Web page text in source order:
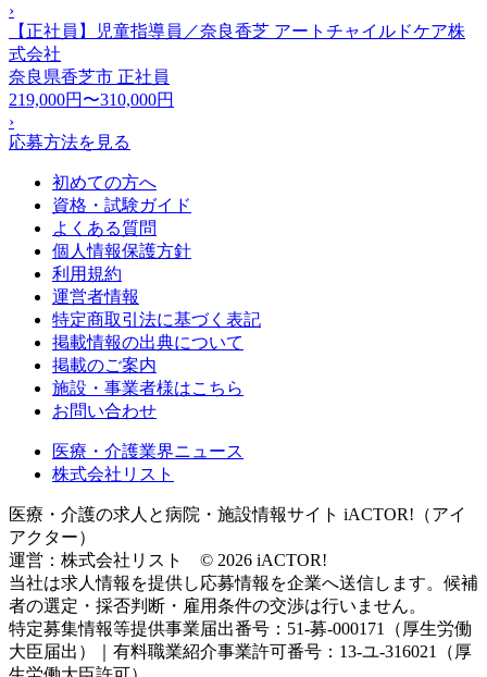
›
【正社員】児童指導員／奈良香芝 アートチャイルドケア株
式会社
奈良県香芝市 正社員
219,000円〜310,000円
›
応募方法を見る
初めての方へ
資格・試験ガイド
よくある質問
個人情報保護方針
利用規約
運営者情報
特定商取引法に基づく表記
掲載情報の出典について
掲載のご案内
施設・事業者様はこちら
お問い合わせ
医療・介護業界ニュース
株式会社リスト
医療・介護の求人と病院・施設情報サイト iACTOR!（アイ
アクター）
運営：株式会社リスト © 2026 iACTOR!
当社は求人情報を提供し応募情報を企業へ送信します。候補
者の選定・採否判断・雇用条件の交渉は行いません。
特定募集情報等提供事業届出番号：51-募-000171（厚生労働
大臣届出）｜有料職業紹介事業許可番号：13-ユ-316021（厚